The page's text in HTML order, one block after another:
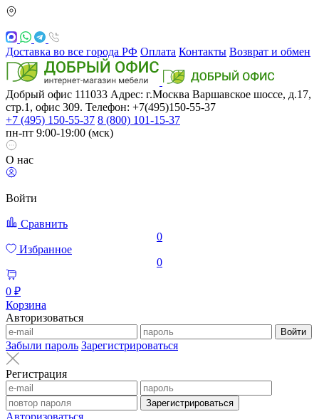
Доставка во все города РФ Оплата Контакты Возврат и обмен
Добрый офис 111033 Адрес: г.Москва Варшавское шоссе, д.17,
стр.1, офис 309. Телефон: +7(495)150-55-37
+7 (495) 150-55-37 8 (800) 101-15-37
пн-пт 9:00-19:00 (мск)
О нас
Войти
Сравнить
0
Избранное
0
0 ₽
Корзина
Авторизоваться
Войти
Забыли пароль Зарегистрироваться
Регистрация
Зарегистрироваться
Авторизоваться